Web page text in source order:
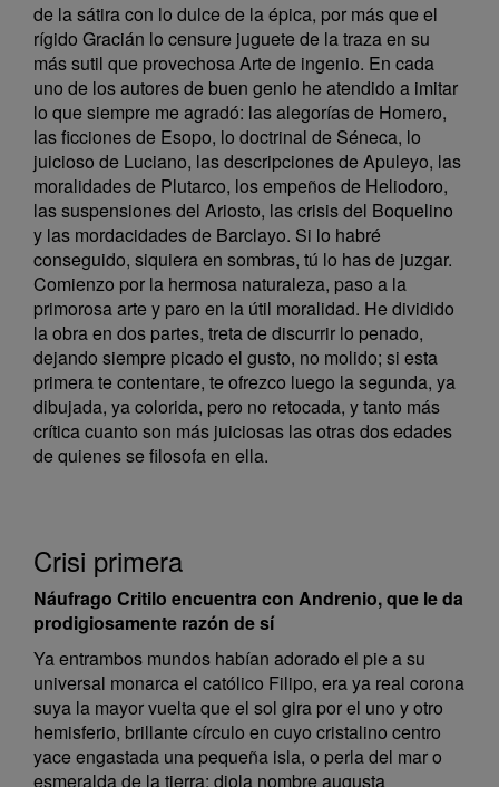
de la sátira con lo dulce de la épica, por más que el
rígido Gracián lo censure juguete de la traza en su
más sutil que provechosa Arte de ingenio. En cada
uno de los autores de buen genio he atendido a imitar
lo que siempre me agradó: las alegorías de Homero,
las ficciones de Esopo, lo doctrinal de Séneca, lo
juicioso de Luciano, las descripciones de Apuleyo, las
moralidades de Plutarco, los empeños de Heliodoro,
las suspensiones del Ariosto, las crisis del Boquelino
y las mordacidades de Barclayo. Si lo habré
conseguido, siquiera en sombras, tú lo has de juzgar.
Comienzo por la hermosa naturaleza, paso a la
primorosa arte y paro en la útil moralidad. He dividido
la obra en dos partes, treta de discurrir lo penado,
dejando siempre picado el gusto, no molido; si esta
primera te contentare, te ofrezco luego la segunda, ya
dibujada, ya colorida, pero no retocada, y tanto más
crítica cuanto son más juiciosas las otras dos edades
de quienes se filosofa en ella.
Crisi primera
Náufrago Critilo encuentra con Andrenio, que le da
prodigiosamente razón de sí
Ya entrambos mundos habían adorado el pie a su
universal monarca el católico Filipo, era ya real corona
suya la mayor vuelta que el sol gira por el uno y otro
hemisferio, brillante círculo en cuyo cristalino centro
yace engastada una pequeña isla, o perla del mar o
esmeralda de la tierra: diola nombre augusta